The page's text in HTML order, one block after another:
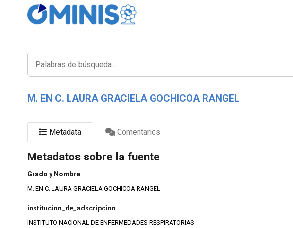
M. EN C. LAURA GRACIELA GOCHICOA RANGEL
Metadata Comentarios
Metadatos sobre la fuente
Grado y Nombre
M. EN C. LAURA GRACIELA GOCHICOA RANGEL
institucion_de_adscripcion
INSTITUTO NACIONAL DE ENFERMEDADES RESPIRATORIAS